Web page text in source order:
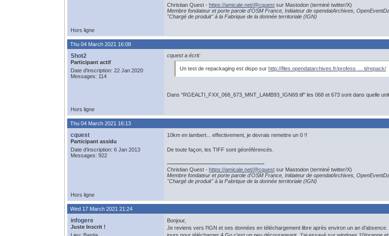
Christian Quest - https://amicale.net/@cquest sur Mastodon (terminé twitter/X)
Membre fondateur et porte parole d'OSM France, Initiateur de opendatArchives,
"Chargé de produit" à la Fabrique de la donnée territoriale (IGN)
Hors ligne
Thu 04 March 2021 16:08
Shot2
Participant actif
Date d'inscription: 22 Jan 2020
Messages: 114
cquest a écrit:
Un test de repackaging est dispo sur http://files.opendatarchives.fr/profess … ti/repack/
Dans "RGEALTI_FXX_068_673_MNT_LAMB93_IGN69.tif" les 068 et 673 sont dans quelle
Hors ligne
Thu 04 March 2021 16:13
cquest
Participant assidu
Date d'inscription: 6 Jan 2013
Messages: 922
10km en lambert... effectivement, je devrais remettre un 0 !!
De toute façon, les TIFF sont géoréférencés.
Christian Quest - https://amicale.net/@cquest sur Mastodon (terminé twitter/X)
Membre fondateur et porte parole d'OSM France, Initiateur de opendatArchives,
"Chargé de produit" à la Fabrique de la donnée territoriale (IGN)
Hors ligne
Wed 17 March 2021 21:24
infogere
Juste Inscrit !
Bonjour,
Je reviens vers l'IGN et ses données en téléchargement libre après environ un an